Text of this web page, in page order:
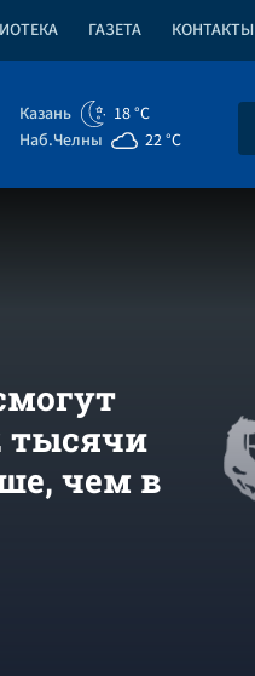
ГАЗЕТА КОНТАКТЫ
Казань
18 °C
Наб.Челны
22 °C
тысячи
чем в